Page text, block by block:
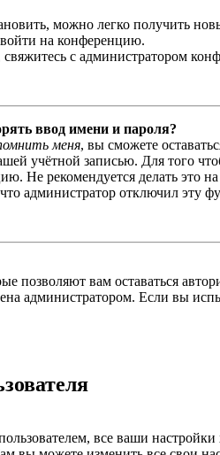
можно легко получить
на конференцию.
с администратором
ввод имени и пароля?
меня, вы сможете
учётной записью. Для того
Не рекомендуется делать это
что администратор отключил эту
позволяют вам оставаться
администратором. Если вы
все ваши